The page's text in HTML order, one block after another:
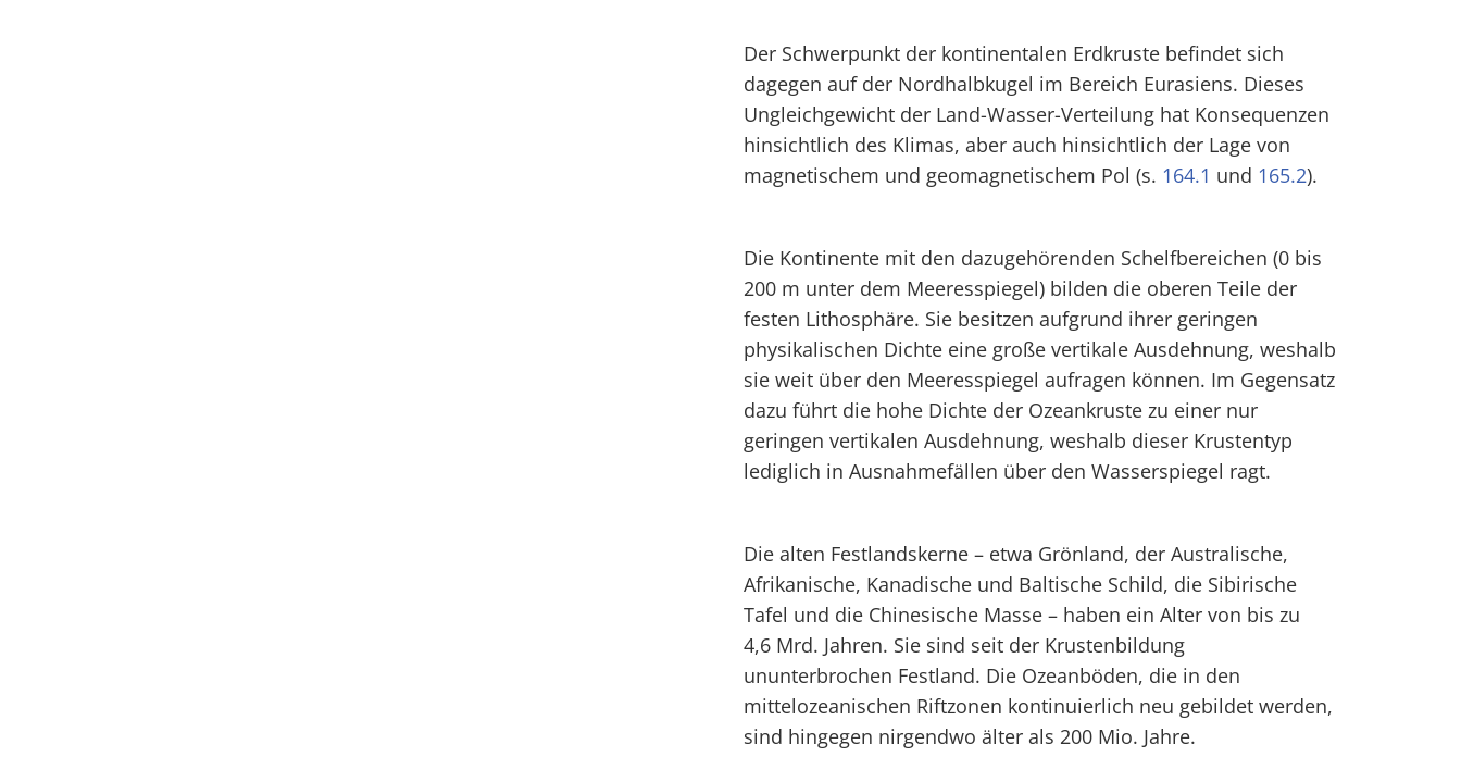
Der Schwerpunkt der kontinentalen Erdkruste befindet sich
dagegen auf der Nordhalbkugel im Bereich Eurasiens. Dieses
Ungleichgewicht der Land-Wasser-Verteilung hat Konsequenzen
hinsichtlich des Klimas, aber auch hinsichtlich der Lage von
magnetischem und geomagnetischem Pol (s. 164.1 und 165.2).
Die Kontinente mit den dazugehörenden Schelfbereichen (0 bis
200 m unter dem Meeresspiegel) bilden die oberen Teile der
festen Lithosphäre. Sie besitzen aufgrund ihrer geringen
physikalischen Dichte eine große vertikale Ausdehnung, weshalb
sie weit über den Meeresspiegel aufragen können. Im Gegensatz
dazu führt die hohe Dichte der Ozeankruste zu einer nur
geringen vertikalen Ausdehnung, weshalb dieser Krustentyp
lediglich in Ausnahmefällen über den Wasserspiegel ragt.
Die alten Festlandskerne – etwa Grönland, der Australische,
Afrikanische, Kanadische und Baltische Schild, die Sibirische
Tafel und die Chinesische Masse – haben ein Alter von bis zu
4,6 Mrd. Jahren. Sie sind seit der Krustenbildung
ununterbrochen Festland. Die Ozeanböden, die in den
mittelozeanischen Riftzonen kontinuierlich neu gebildet werden,
sind hingegen nirgendwo älter als 200 Mio. Jahre.